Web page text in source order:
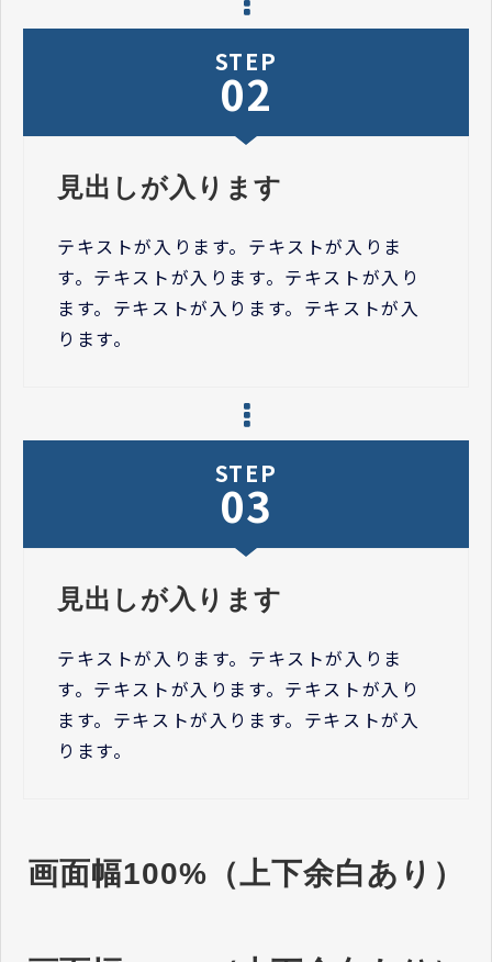
STEP
02
見出しが入ります
テキストが入ります。テキストが入りま
す。テキストが入ります。テキストが入り
ます。テキストが入ります。テキストが入
ります。
STEP
03
見出しが入ります
テキストが入ります。テキストが入りま
す。テキストが入ります。テキストが入り
ます。テキストが入ります。テキストが入
ります。
画面幅100%（上下余白あり）